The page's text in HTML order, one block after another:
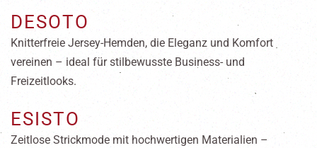
DESOTO
Knitterfreie Jersey-Hemden, die Eleganz und Komfort
vereinen – ideal für stilbewusste Business- und
Freizeitlooks.
ESISTO
Zeitlose Strickmode mit hochwertigen Materialien –